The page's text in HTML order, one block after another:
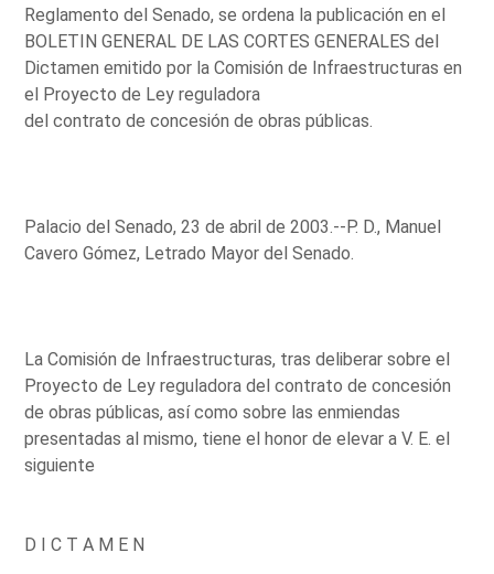
Reglamento del Senado, se ordena la publicación en el
BOLETIN GENERAL DE LAS CORTES GENERALES del
Dictamen emitido por la Comisión de Infraestructuras en
el Proyecto de Ley reguladora
del contrato de concesión de obras públicas.
Palacio del Senado, 23 de abril de 2003.--P. D., Manuel
Cavero Gómez, Letrado Mayor del Senado.
La Comisión de Infraestructuras, tras deliberar sobre el
Proyecto de Ley reguladora del contrato de concesión
de obras públicas, así como sobre las enmiendas
presentadas al mismo, tiene el honor de elevar a V. E. el
siguiente
D I C T A M E N